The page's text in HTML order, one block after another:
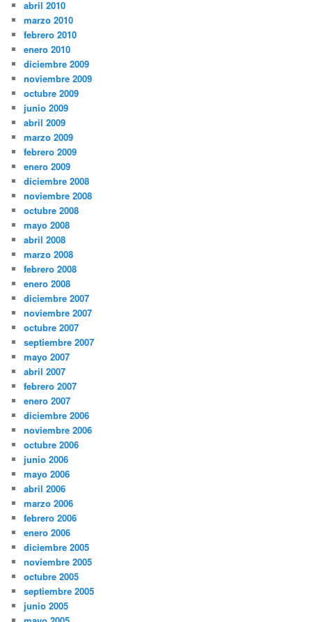
abril 2010
marzo 2010
febrero 2010
enero 2010
diciembre 2009
noviembre 2009
octubre 2009
junio 2009
abril 2009
marzo 2009
febrero 2009
enero 2009
diciembre 2008
noviembre 2008
octubre 2008
mayo 2008
abril 2008
marzo 2008
febrero 2008
enero 2008
diciembre 2007
noviembre 2007
octubre 2007
septiembre 2007
mayo 2007
abril 2007
febrero 2007
enero 2007
diciembre 2006
noviembre 2006
octubre 2006
junio 2006
mayo 2006
abril 2006
marzo 2006
febrero 2006
enero 2006
diciembre 2005
noviembre 2005
octubre 2005
septiembre 2005
junio 2005